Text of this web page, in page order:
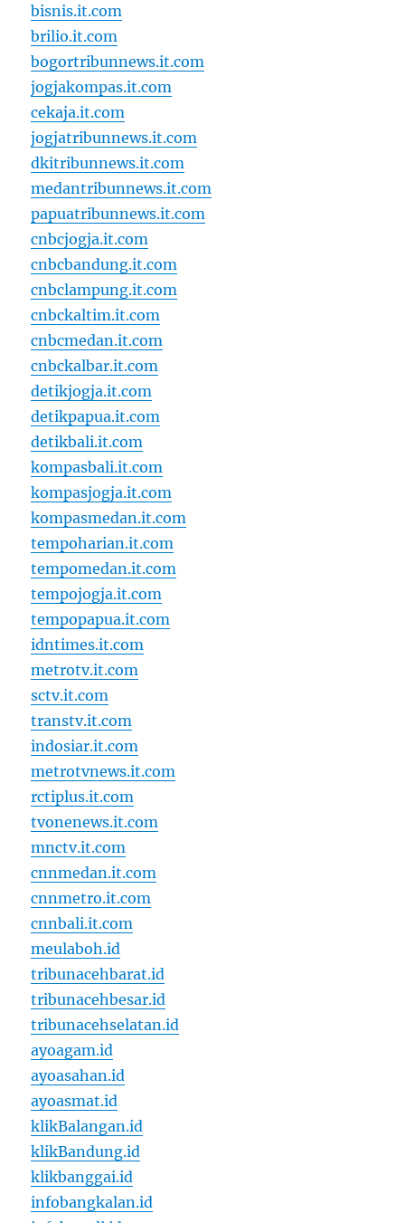
bisnis.it.com
brilio.it.com
bogortribunnews.it.com
jogjakompas.it.com
cekaja.it.com
jogjatribunnews.it.com
dkitribunnews.it.com
medantribunnews.it.com
papuatribunnews.it.com
cnbcjogja.it.com
cnbcbandung.it.com
cnbclampung.it.com
cnbckaltim.it.com
cnbcmedan.it.com
cnbckalbar.it.com
detikjogja.it.com
detikpapua.it.com
detikbali.it.com
kompasbali.it.com
kompasjogja.it.com
kompasmedan.it.com
tempoharian.it.com
tempomedan.it.com
tempojogja.it.com
tempopapua.it.com
idntimes.it.com
metrotv.it.com
sctv.it.com
transtv.it.com
indosiar.it.com
metrotvnews.it.com
rctiplus.it.com
tvonenews.it.com
mnctv.it.com
cnnmedan.it.com
cnnmetro.it.com
cnnbali.it.com
meulaboh.id
tribunacehbarat.id
tribunacehbesar.id
tribunacehselatan.id
ayoagam.id
ayoasahan.id
ayoasmat.id
klikBalangan.id
klikBandung.id
klikbanggai.id
infobangkalan.id